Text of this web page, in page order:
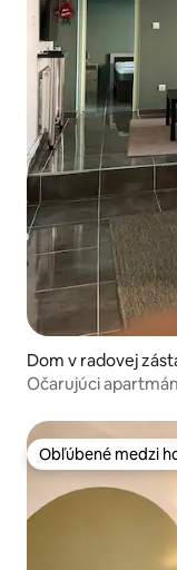
Dom v radovej
m
Očarujúci apartmán
Obľúbené medzi
Obľúbené medzi